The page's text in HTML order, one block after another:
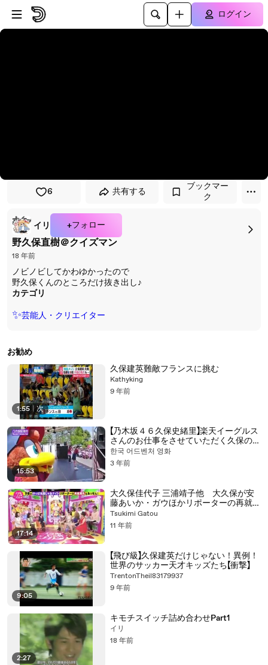
プレイヤーにスキップ
メインコンテンツにスキップ
ログイン
6 共有する
ブックマー
ク
イリ +フォロー
野久保直樹＠クイズマン
18 年前
ノビノビしてかわゆかったので
野久保くんのところだけ抜き出し♪
カテゴリ
✨芸能人・クリエイター
お勧め
1:55 次
久保建英難敵フランスに挑む
Kathyking
9 年前
15:53
【乃木坂４６久保史緒里】楽天イーグルス
さんのお仕事をさせていただく久保の1
日に密着！【セレモニアルピッチ】【チア】
한국 어드벤처 영화
3 年前
17:14
大久保佳代子 三浦靖子他 大久保が安
藤あいか・ガウほかリポーターの再就職
先を斡旋！？
Tsukimi Gatou
11 年前
9:05
【飛び級】久保建英だけじゃない！異例！
世界のサッカー天才キッズたち【衝撃】
TrentonTheil83179937
9 年前
2:27
キモチスイッチ詰め合わせPart1
イリ
18 年前